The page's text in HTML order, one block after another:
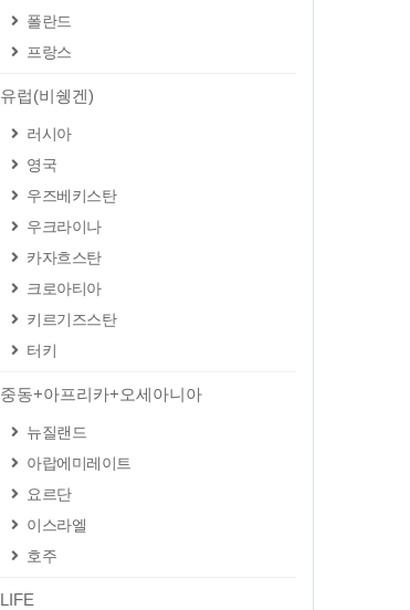
폴란드
프랑스
유럽(비쉥겐)
러시아
영국
우즈베키스탄
우크라이나
카자흐스탄
크로아티아
키르기즈스탄
터키
중동+아프리카+오세아니아
뉴질랜드
아랍에미레이트
요르단
이스라엘
호주
LIFE